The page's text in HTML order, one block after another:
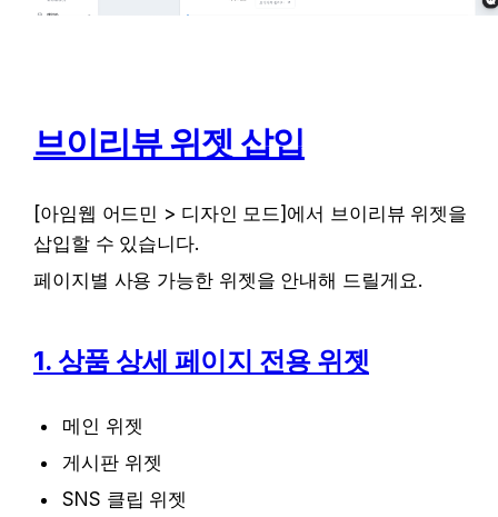
브이리뷰 위젯 삽입
[아임웹 어드민 > 디자인 모드]에서 브이리뷰 위젯을
삽입할 수 있습니다.
페이지별 사용 가능한 위젯을 안내해 드릴게요.
1. 상품 상세 페이지 전용 위젯
메인 위젯
게시판 위젯
SNS 클립 위젯